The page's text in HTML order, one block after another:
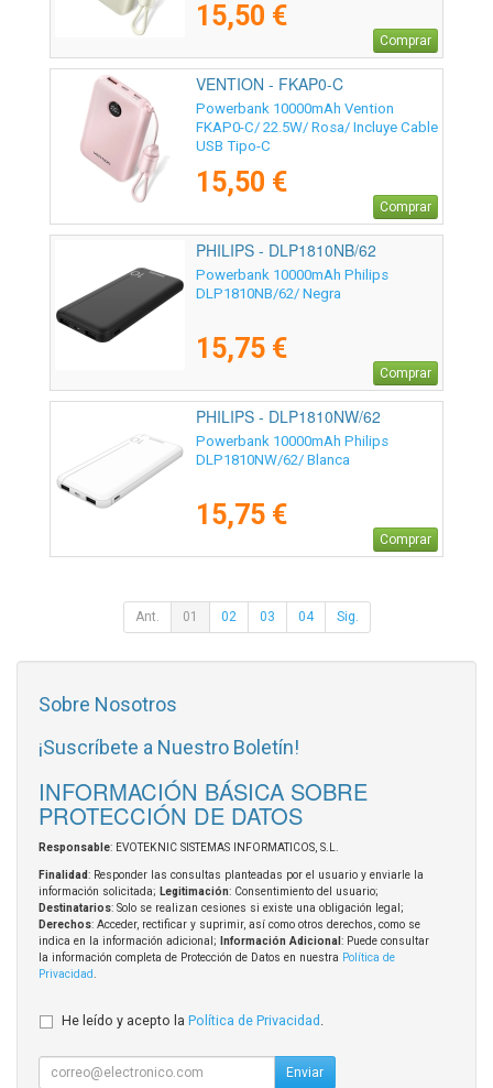
15,50 €
Comprar
VENTION - FKAP0-C
Powerbank 10000mAh Vention
FKAP0-C/ 22.5W/ Rosa/ Incluye Cable
USB Tipo-C
15,50 €
Comprar
PHILIPS - DLP1810NB/62
Powerbank 10000mAh Philips
DLP1810NB/62/ Negra
15,75 €
Comprar
PHILIPS - DLP1810NW/62
Powerbank 10000mAh Philips
DLP1810NW/62/ Blanca
15,75 €
Comprar
Ant. 01 02 03 04 Sig.
Sobre Nosotros
¡Suscríbete a Nuestro Boletín!
INFORMACIÓN BÁSICA SOBRE
PROTECCIÓN DE DATOS
Responsable: EVOTEKNIC SISTEMAS INFORMATICOS, S.L.
Finalidad: Responder las consultas planteadas por el usuario y enviarle la
información solicitada; Legitimación: Consentimiento del usuario;
Destinatarios: Solo se realizan cesiones si existe una obligación legal;
Derechos: Acceder, rectificar y suprimir, así como otros derechos, como se
indica en la información adicional;
Información Adicional : Puede consultar
la información completa de Protección de Datos en nuestra Política de
Privacidad
He leído y acepto la Política de Privacidad
Enviar